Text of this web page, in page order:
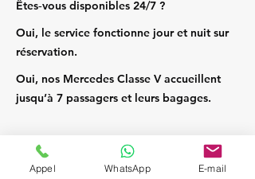
Êtes‑vous disponibles 24/7 ?
Oui, le service fonctionne jour et nuit sur
réservation.
Oui, nos Mercedes Classe V accueillent
jusqu’à 7 passagers et leurs bagages.
Appel WhatsApp E-mail